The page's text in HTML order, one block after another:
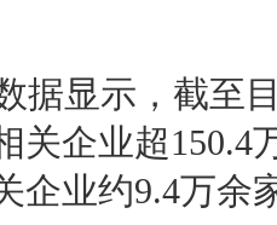
据显示，截至
关企业超150.4
企业约9.4万余